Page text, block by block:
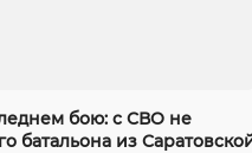
бою: с СВО не
батальона из